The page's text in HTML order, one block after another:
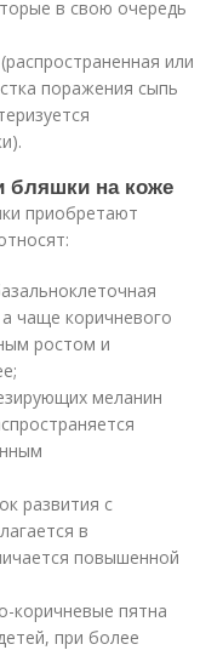
в свою очередь
или
поражения сыпь
бляшки на коже
приобретают
чаще коричневого
ростом и
меланин
развития с
в
повышенной
коричневые пятна
при более